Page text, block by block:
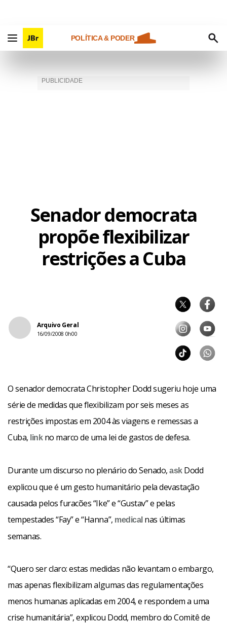
POLÍTICA & PODER
Senador democrata
propõe flexibilizar
restrições a Cuba
Arquivo Geral
16/09/2008 0h00
O senador democrata Christopher Dodd sugeriu hoje uma
série de medidas que flexibilizam por seis meses as
restrições impostas em 2004 às viagens e remessas a
Cuba, linkno marco de uma lei de gastos de defesa.
Durante um discurso no plenário do Senado,askDodd
explicou que é um gesto humanitário pela devastação
causada pelos furacões “Ike” e “Gustav” e pelas
tempestades “Fay” e “Hanna”, medicalnas últimas
semanas.
“Quero ser claro: estas medidas não levantam o embargo,
mas apenas flexibilizam algumas das regulamentações
menos humanas aplicadas em 2004, e respondem a uma
crise humanitária”, explicou Dodd, membro do Comitê de